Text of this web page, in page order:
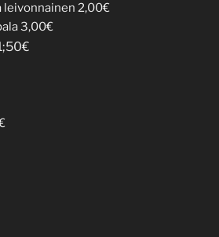
leivonnainen 2,00€
3,00€